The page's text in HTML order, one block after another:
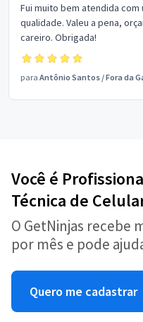
Fui muito bem atendida com
qualidade. Valeu a pena,
careiro. Obrigada!
para Antônio Santos /Fora da
Você é
Técnica de
O GetNinjas recebe
por mês e pode
Quero me cadastrar